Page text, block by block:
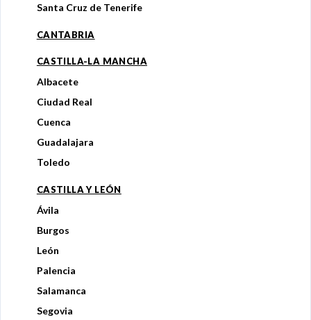
Santa Cruz de Tenerife
CANTABRIA
CASTILLA-LA MANCHA
Albacete
Ciudad Real
Cuenca
Guadalajara
Toledo
CASTILLA Y LEÓN
Ávila
Burgos
León
Palencia
Salamanca
Segovia